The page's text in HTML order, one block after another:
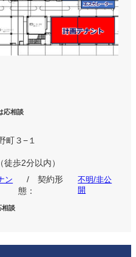
応相談
町３−１
（徒歩2分以内）
ン
/ 契約形
態：
不明/非公
開
相談